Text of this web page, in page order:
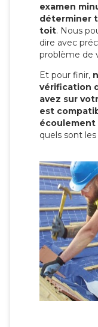
examen
déterminer
toit. Nous
dire avec
problème de
Et pour finir,
vérification
avez sur
est
écoulement
quels sont